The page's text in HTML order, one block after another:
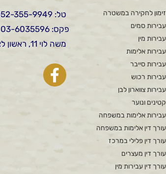
זימון לחקירה במשטרה
עבירות סמים
עבירות מין
עבירות אלימות
עבירות סייבר
עבירות רכוש
עבירות צווארון לבן
קטינים ונוער
עבירות אלימות במשפחה
עורך דין אלימות במשפחה
עורך דין פלילי במרכז
עורך דין מעצרים
עורך דין עבירות מין
טל: 052-355-9949
פקס: 03-6035596
משה לוי 11, ראשון לציון